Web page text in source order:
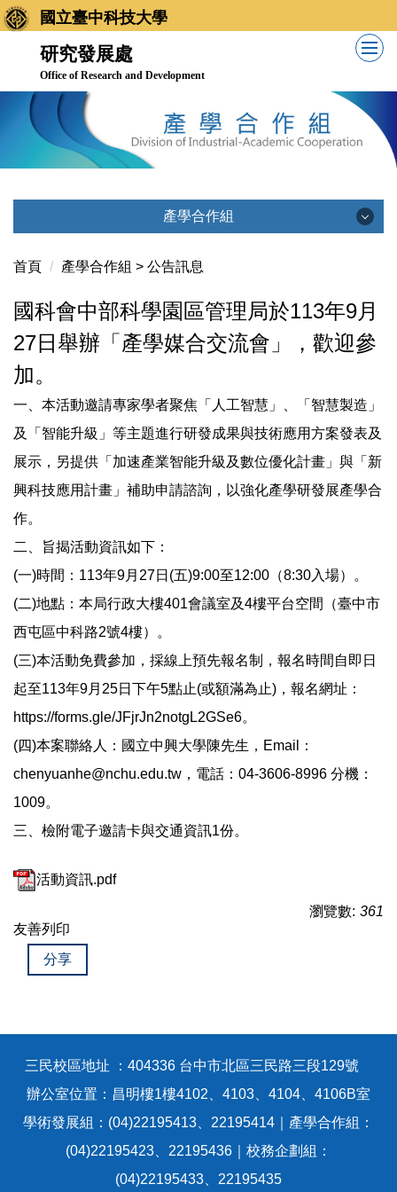
跳
到
國立臺中科技大學
研究發展處
Office of Research and Development
產學合作組
產學合作組
公告訊息
標準作業流程
產學合作統計
歷史產學合作統計
產學活動集錦
首頁 產學合作組 > 公告訊息
國科會中部科學園區管理局於113年9月
27日舉辦「產學媒合交流會」，歡迎參
加。
一、本活動邀請專家學者聚焦「人工智慧」、「智慧製造」
及「智能升級」等主題進行研發成果與技術應用方案發表及
展示，另提供「加速產業智能升級及數位優化計畫」與「新
興科技應用計畫」補助申請諮詢，以強化產學研發展產學合
作。
二、旨揭活動資訊如下：
(一)時間：113年9月27日(五)9:00至12:00（8:30入場）。
(二)地點：本局行政大樓401會議室及4樓平台空間（臺中市
西屯區中科路2號4樓）。
(三)本活動免費參加，採線上預先報名制，報名時間自即日
起至113年9月25日下午5點止(或額滿為止)，報名網址：
https://forms.gle/JFjrJn2notgL2GSe6。
(四)本案聯絡人：國立中興大學陳先生，Email：
chenyuanhe@nchu.edu.tw，電話：04-3606-8996 分機：
1009。
三、檢附電子邀請卡與交通資訊1份。
活動資訊.pdf
瀏覽數: 361
友善列印
分享
三民校區地址 ：404336 台中市北區三民路三段129號
辦公室位置：昌明樓1樓4102、4103、4104、4106B室
學術發展組：(04)22195413、22195414｜產學合作組：
(04)22195423、22195436｜校務企劃組：
(04)22195433、22195435